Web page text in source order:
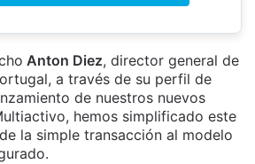
Anton Diez, director general de
a través de su perfil de
de nuestros nuevos
hemos simplificado este
la simple transacción al modelo